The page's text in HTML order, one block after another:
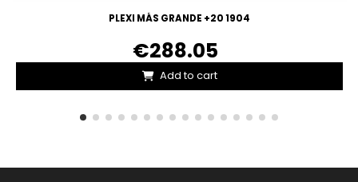
PLEXI MÁS GRANDE +20 1904
€288.05
Add to cart